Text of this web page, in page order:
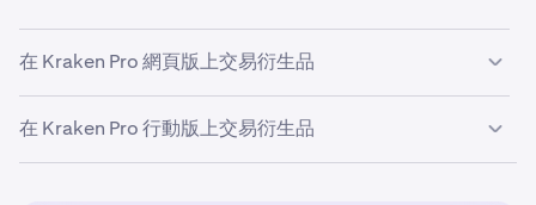
在 Kraken Pro 網頁版上交易衍生品
1
選擇衍生品合約
在 Kraken Pro 行動版上交易衍生品